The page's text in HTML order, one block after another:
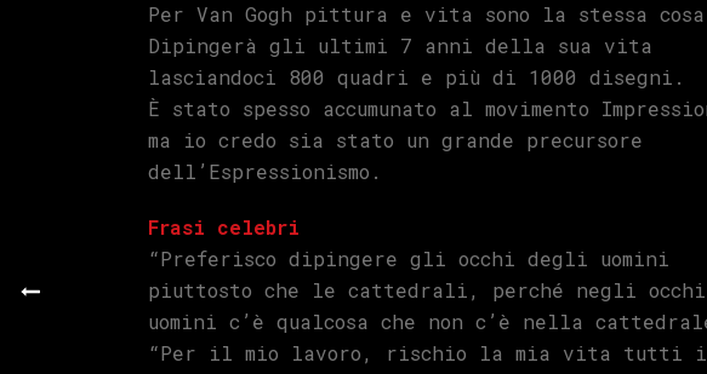
Per Van Gogh pittura e vita sono la stessa
Dipingerà gli ultimi 7 anni della sua vita
lasciandoci 800 quadri e più di 1000 disegni.
È stato spesso accumunato al movimento
ma io credo sia stato un grande precursore
dell’Espressionismo.
Frasi celebri
“Preferisco dipingere gli occhi degli uomini
piuttosto che le cattedrali, perché negli
uomini c’è qualcosa che non c’è nella
“Per il mio lavoro, rischio la mia vita tutti i